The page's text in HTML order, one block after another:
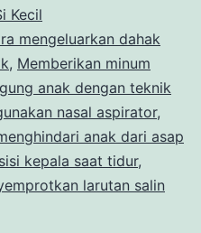
pada
Anak
agar
Napas
Lebih
Lega
Kecil
mengeluarkan dahak
, Memberikan minum
anak dengan teknik
nasal aspirator,
anak dari asap
kepala saat tidur,
larutan salin